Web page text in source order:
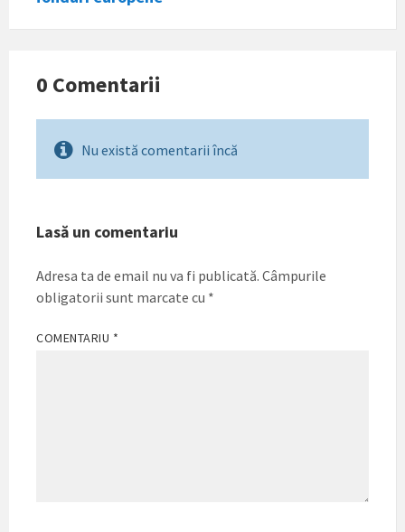
0 Comentarii
Nu există comentarii încă
Lasă un comentariu
Adresa ta de email nu va fi publicată. Câmpurile
obligatorii sunt marcate cu *
COMENTARIU *